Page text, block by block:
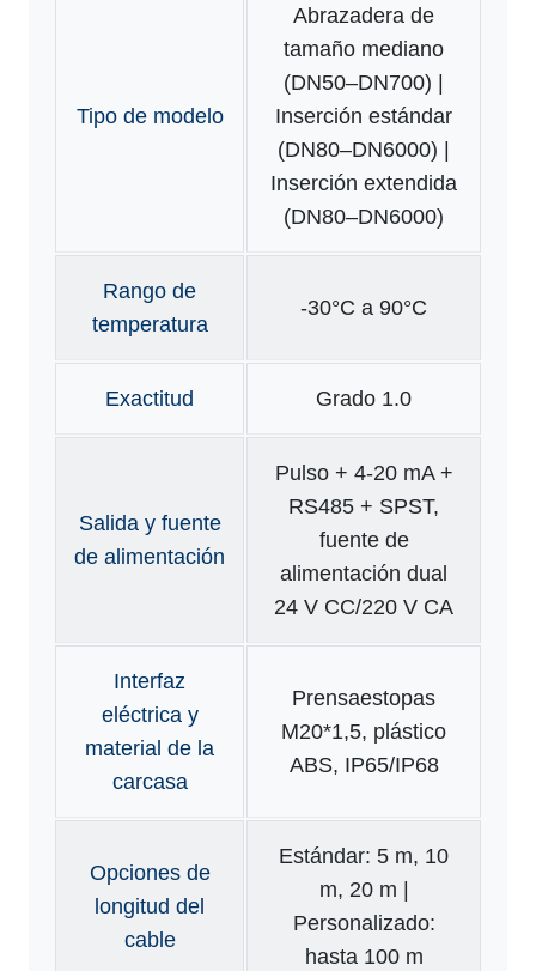
Tipo de modelo
Abrazadera de
tamaño mediano
(DN50–DN700) |
Inserción estándar
(DN80–DN6000) |
Inserción extendida
(DN80–DN6000)
Rango de
temperatura
-30°C a 90°C
Exactitud Grado 1.0
Salida y fuente
de alimentación
Pulso + 4-20 mA +
RS485 + SPST,
fuente de
alimentación dual
24 V CC/220 V CA
Interfaz
eléctrica y
material de la
carcasa
Prensaestopas
M20*1,5, plástico
ABS, IP65/IP68
Opciones de
longitud del
cable
Estándar: 5 m, 10
m, 20 m |
Personalizado:
hasta 100 m